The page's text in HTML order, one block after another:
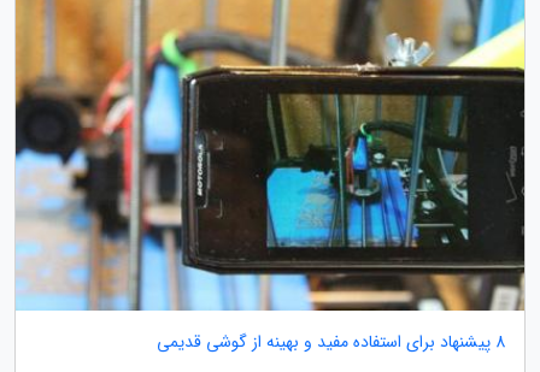
8 پیشنهاد برای استفاده مفید و بهینه از گوشی قدیمی